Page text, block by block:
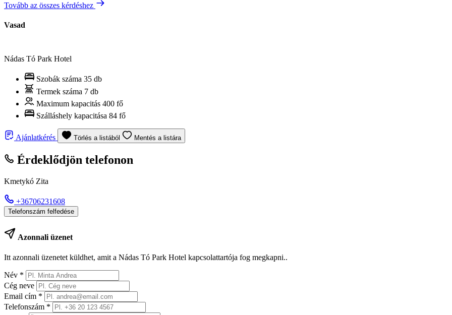
Tovább az összes kérdéshez
Vasad
Nádas Tó Park Hotel
Szobák száma 35 db
Termek száma 7 db
Maximum kapacitás 400 fő
Szálláshely kapacitása 84 fő
Ajánlatkérés Törlés a listából Mentés a listára
Érdeklődjön telefonon
Kmetykó Zita
+36706231608
Telefonszám felfedése
Azonnali üzenet
Itt azonnali üzenetet küldhet, amit a Nádas Tó Park Hotel kapcsolattartója fog megkapni..
Név *
Cég neve
Email cím *
Telefonszám *